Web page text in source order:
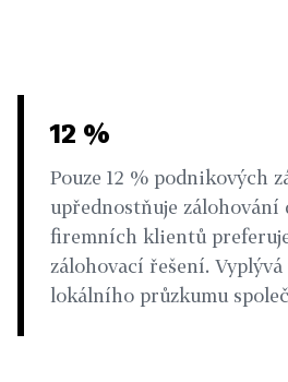
12 %
Pouze 12 % podnikových
upřednostňuje zálohování
firemních klientů
zálohovací řešení.
lokálního průzkumu